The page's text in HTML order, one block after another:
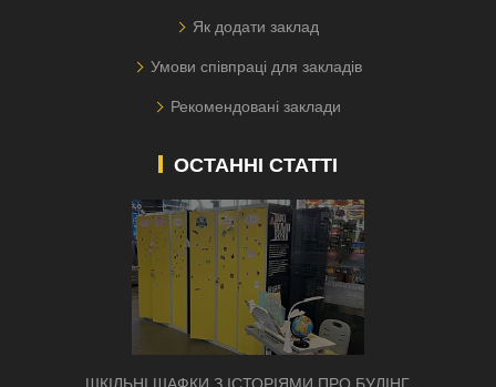
Як додати заклад
Умови співпраці для закладів
Рекомендовані заклади
ОСТАННІ СТАТТІ